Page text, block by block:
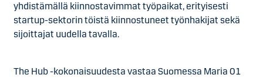
yhdistämällä kiinnostavimmat työpaikat, erityisesti
startup-sektorin töistä kiinnostuneet työnhakijat sekä
sijoittajat uudella tavalla.
The Hub -kokonaisuudesta vastaa Suomessa Maria 01